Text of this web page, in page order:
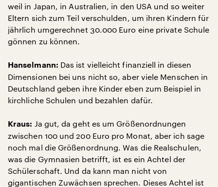
weil in Japan, in Australien, in den USA und so weiter
Eltern sich zum Teil verschulden, um ihren Kindern für
jährlich umgerechnet 30.000 Euro eine private Schule
gönnen zu können.
Hanselmann: Das ist vielleicht finanziell in diesen
Dimensionen bei uns nicht so, aber viele Menschen in
Deutschland geben ihre Kinder eben zum Beispiel in
kirchliche Schulen und bezahlen dafür.
Kraus: Ja gut, da geht es um Größenordnungen
zwischen 100 und 200 Euro pro Monat, aber ich sage
noch mal die Größenordnung. Was die Realschulen,
was die Gymnasien betrifft, ist es ein Achtel der
Schülerschaft. Und da kann man nicht von
gigantischen Zuwächsen sprechen. Dieses Achtel ist